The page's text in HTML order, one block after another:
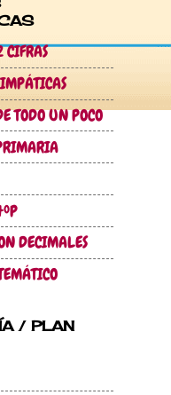
TODO UN POCO
DECIMALES
/ PLAN